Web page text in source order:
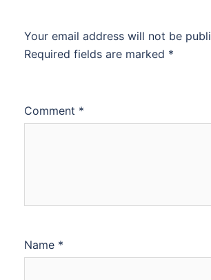
Your email address will not be
Required fields are marked *
Comment *
Name *